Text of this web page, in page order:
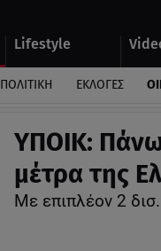
Lifestyle
ΠΟΛΙΤΙΚΗ ΕΚΛΟΓΕΣ
ΥΠΟΙΚ:
μέτρα της
Με επιπλέον 2